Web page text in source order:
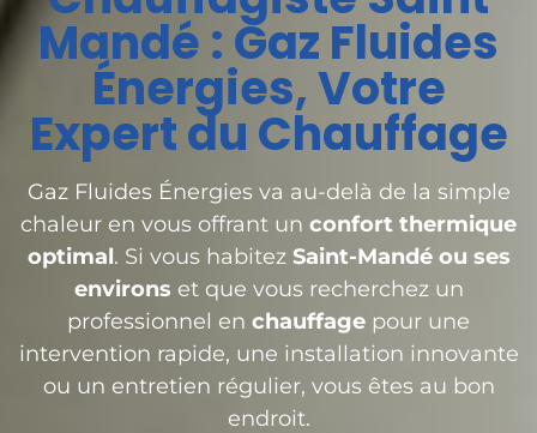
Mandé : Gaz Fluides
Énergies, Votre
Expert du Chauffage
Gaz Fluides Énergies va au-delà de la simple
chaleur en vous offrant un confort thermique
optimal. Si vous habitez Saint-Mandé ou ses
environs et que vous recherchez un
professionnel en chauffage pour une
intervention rapide, une installation innovante
ou un entretien régulier, vous êtes au bon
endroit.